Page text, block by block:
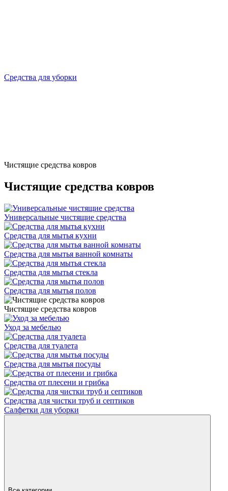
Средства для уборки
Чистящие средства ковров
Чистящие средства ковров
Универсальные чистящие средства
Средства для мытья кухни
Средства для мытья ванной комнаты
Средства для мытья стекла
Средства для мытья полов
Чистящие средства ковров
Уход за мебелью
Средства для туалета
Средства для мытья посуды
Средства от плесени и грибка
Средства для чистки труб и септиков
Салфетки для уборки